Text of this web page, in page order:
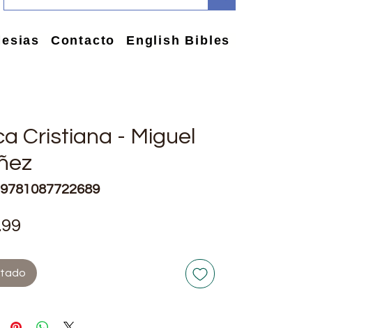
Cristiana - Miguel
Contacto English Bibles